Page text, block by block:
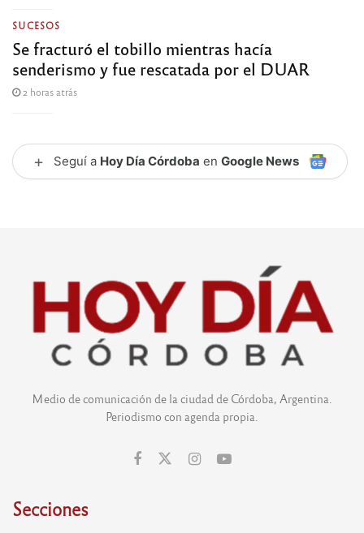
SUCESOS
Se fracturó el tobillo mientras hacía
senderismo y fue rescatada por el DUAR
2 horas atrás
+ Seguí a Hoy Día Córdoba en Google News
Medio de comunicación de la ciudad de Córdoba, Argentina.
Periodismo con agenda propia.
Secciones